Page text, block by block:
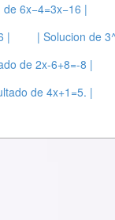
de 6x−4=3x−16 |
| | Solucion de
de 2x-6+8=-8 |
de 4x+1=5. |